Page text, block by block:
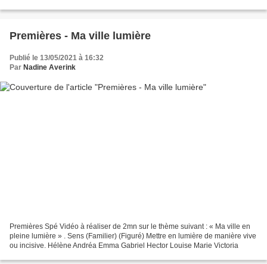
Premières - Ma ville lumière
Publié le 13/05/2021 à 16:32
Par Nadine Averink
Premières Spé Vidéo à réaliser de 2mn sur le thème suivant : « Ma ville en
pleine lumière » . Sens (Familier) (Figuré) Mettre en lumière de manière vive
ou incisive. Hélène Andréa Emma Gabriel Hector Louise Marie Victoria